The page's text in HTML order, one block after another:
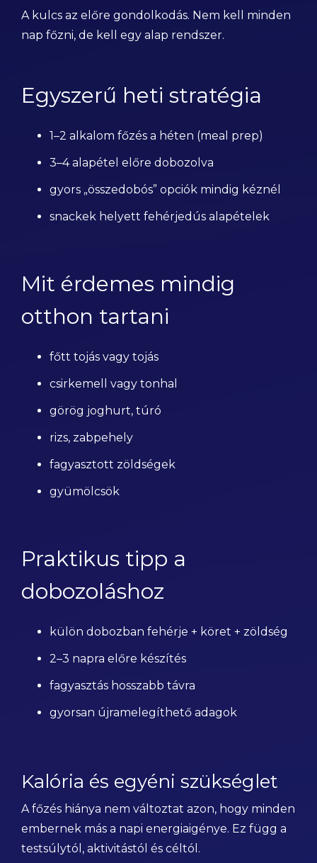
A kulcs az előre gondolkodás. Nem kell minden
nap főzni, de kell egy alap rendszer.
Egyszerű heti stratégia
1–2 alkalom főzés a héten (meal prep)
3–4 alapétel előre dobozolva
gyors „összedobós” opciók mindig kéznél
snackek helyett fehérjedús alapételek
Mit érdemes mindig
otthon tartani
főtt tojás vagy tojás
csirkemell vagy tonhal
görög joghurt, túró
rizs, zabpehely
fagyasztott zöldségek
gyümölcsök
Praktikus tipp a
dobozoláshoz
külön dobozban fehérje + köret + zöldség
2–3 napra előre készítés
fagyasztás hosszabb távra
gyorsan újramelegíthető adagok
Kalória és egyéni szükséglet
A főzés hiánya nem változtat azon, hogy minden
embernek más a napi energiaigénye. Ez függ a
testsúlytól, aktivitástól és céltól.